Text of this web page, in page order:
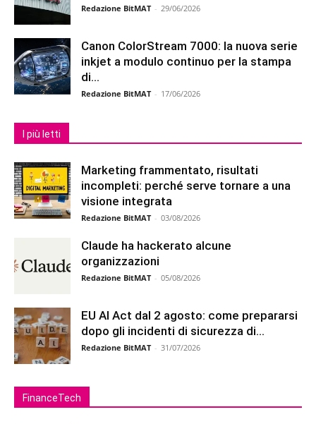
Redazione BitMAT - 29/06/2026
Canon ColorStream 7000: la nuova serie
inkjet a modulo continuo per la stampa
di...
Redazione BitMAT - 17/06/2026
I più letti
Marketing frammentato, risultati
incompleti: perché serve tornare a una
visione integrata
Redazione BitMAT - 03/08/2026
Claude ha hackerato alcune
organizzazioni
Redazione BitMAT - 05/08/2026
EU AI Act dal 2 agosto: come prepararsi
dopo gli incidenti di sicurezza di...
Redazione BitMAT - 31/07/2026
FinanceTech